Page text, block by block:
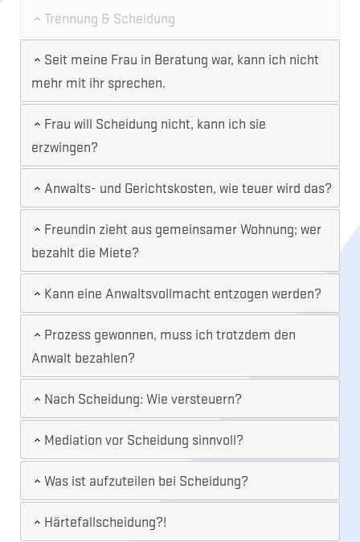
Trennung & Scheidung
Seit meine Frau in Beratung war, kann ich nicht
mehr mit ihr sprechen.
Frau will Scheidung nicht, kann ich sie
erzwingen?
Anwalts- und Gerichtskosten, wie teuer wird das?
Freundin zieht aus gemeinsamer Wohnung; wer
bezahlt die Miete?
Kann eine Anwaltsvollmacht entzogen werden?
Prozess gewonnen, muss ich trotzdem den
Anwalt bezahlen?
Nach Scheidung: Wie versteuern?
Mediation vor Scheidung sinnvoll?
Was ist aufzuteilen bei Scheidung?
Härtefallscheidung?!